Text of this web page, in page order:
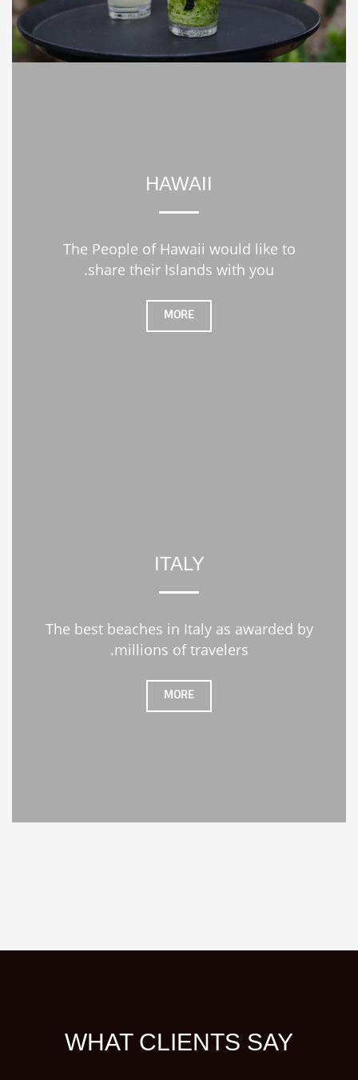
HAWAII
The People of Hawaii would like to
share their Islands with you.
MORE
ITALY
The best beaches in Italy as awarded by
millions of travelers.
MORE
WHAT CLIENTS SAY